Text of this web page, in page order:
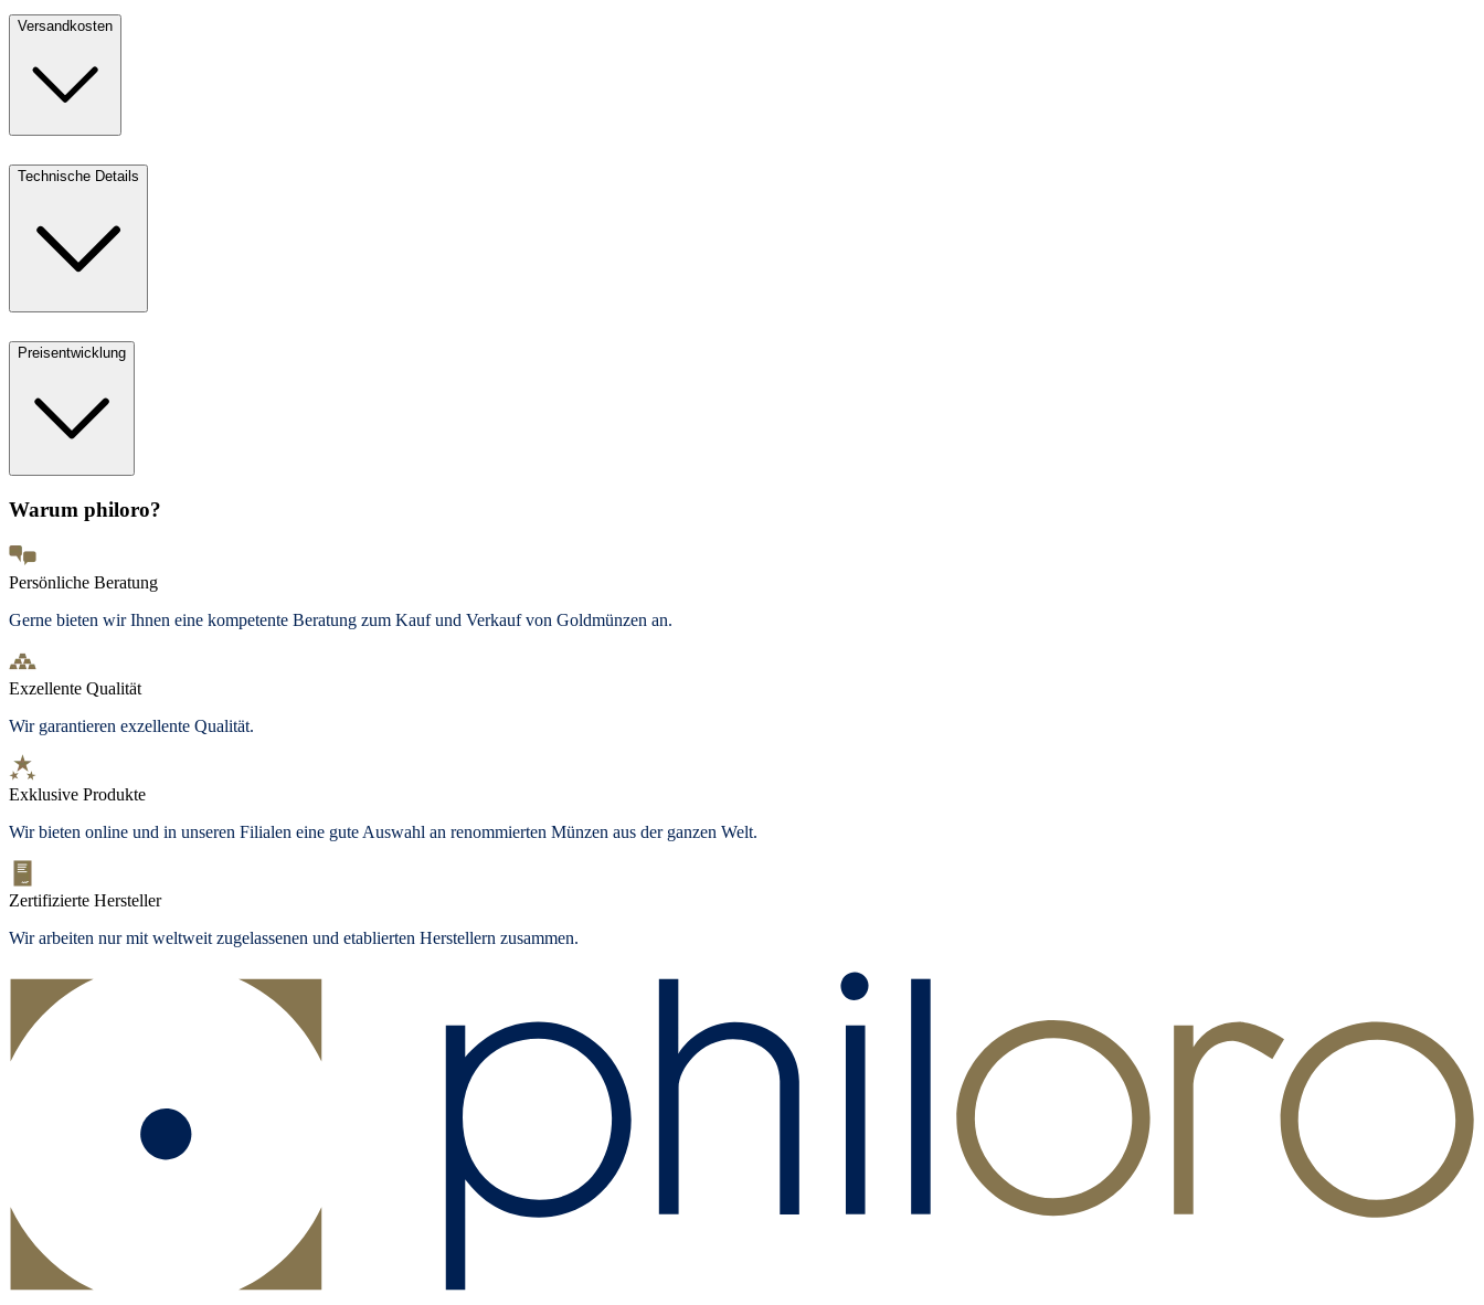
Versandkosten
Technische Details
Preisentwicklung
Warum philoro?
Persönliche Beratung
Gerne bieten wir Ihnen eine kompetente Beratung zum Kauf und Verkauf von Goldmünzen an.
Exzellente Qualität
Wir garantieren exzellente Qualität.
Exklusive Produkte
Wir bieten online und in unseren Filialen eine gute Auswahl an renommierten Münzen aus der ganzen Welt.
Zertifizierte Hersteller
Wir arbeiten nur mit weltweit zugelassenen und etablierten Herstellern zusammen.